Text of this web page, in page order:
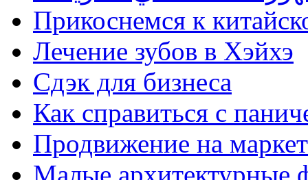
Прикоснемся к
Лечение зубов в Хэйхэ
Сдэк для бизнеса
Как справиться с
Продвижение на
Малые архитектурные